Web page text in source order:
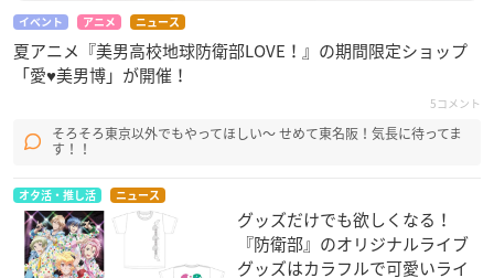
イベント アニメ ニュース
夏アニメ『美男高校地球防衛部LOVE！』の期間限定ショップ
「愛♥美男博」が開催！
5コメント
そろそろ東京以外でもやってほしい〜 せめて東名阪！気長に待ってま
す！！
オタ活・推し活 ニュース
グッズだけでも欲しくなる！
『防衛部』のオリジナルライブ
グッズはカラフルで可愛いライ